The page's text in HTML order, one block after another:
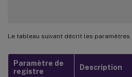
Le tableau suivant décrit les paramètres
Paramètre de
registre
Description